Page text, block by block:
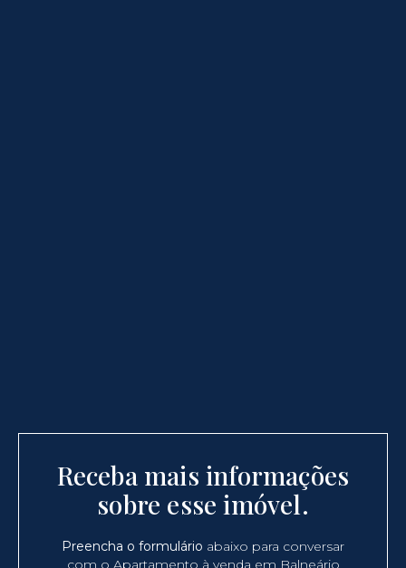
Receba mais informações
sobre esse imóvel.
Preencha o formulário abaixo para conversar
com o Apartamento à venda em Balneário